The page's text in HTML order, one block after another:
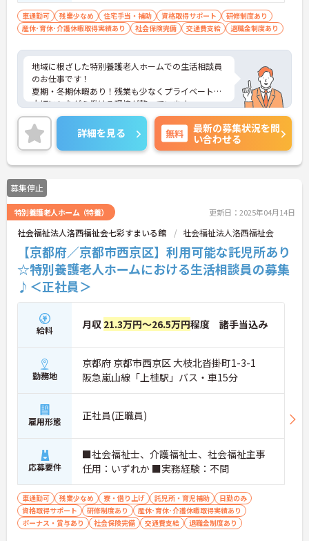
車通勤可 残業少なめ 住宅手当・補助 資格取得サポート
研修制度あり
産休･育休･介護休暇取得実績あり
社会保険完備 交通費支給 退職金制度あり
地域に根ざした特別養護老人ホームでの生活相談員
のお仕事です！
夏期・冬期休暇あり！残業も少なくプライベートも
大切にしながら働ける環境が整っています。
また各種手当てが充実しているので安心して長期で
の就業が可能です！
ご興味ある方には、面接のポイントなど、さらに詳
細をお話致しますのでお気軽にご相談ください。
詳細を見る 無料
最新の募集状況を問
い合わせる
募集停止
特別養護老人ホーム（特養） 更新日：2025年04月14日
社会福祉法人洛西福祉会七彩すまいる館 社会福祉法人洛西福祉会
【京都府／京都市西京区】利用可能な託児所あり
☆特別養護老人ホームにおける生活相談員の募集
♪＜正社員＞
給料 月収 21.3万円～26.5万円程度 諸手当込み
勤務地
京都府 京都市西京区 大枝北沓掛町1-3-1
阪急嵐山線「上桂駅」バス・車15分
雇用形態 正社員(正職員)
応募要件
■社会福祉士、介護福祉士、社会福祉主事
任用：いずれか ■実務経験：不問
車通勤可 残業少なめ 寮・借り上げ 託児所・育児補助
日勤のみ
資格取得サポート
研修制度あり
産休･育休･介護休暇取得実績あり
ボーナス・賞与あり
社会保険完備 交通費支給 退職金制度あり